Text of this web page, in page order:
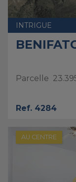
INTRIGUE
Parcelle
Ref. 4284
AU CENTRE